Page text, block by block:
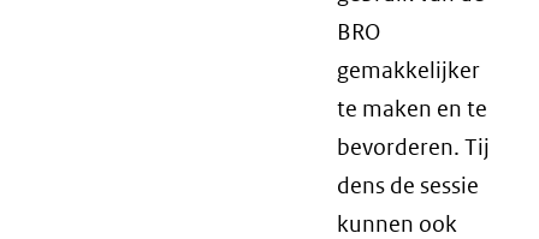
BRO
gemakkelijker
te maken en te
bevorderen. Tij
dens de sessie
kunnen ook